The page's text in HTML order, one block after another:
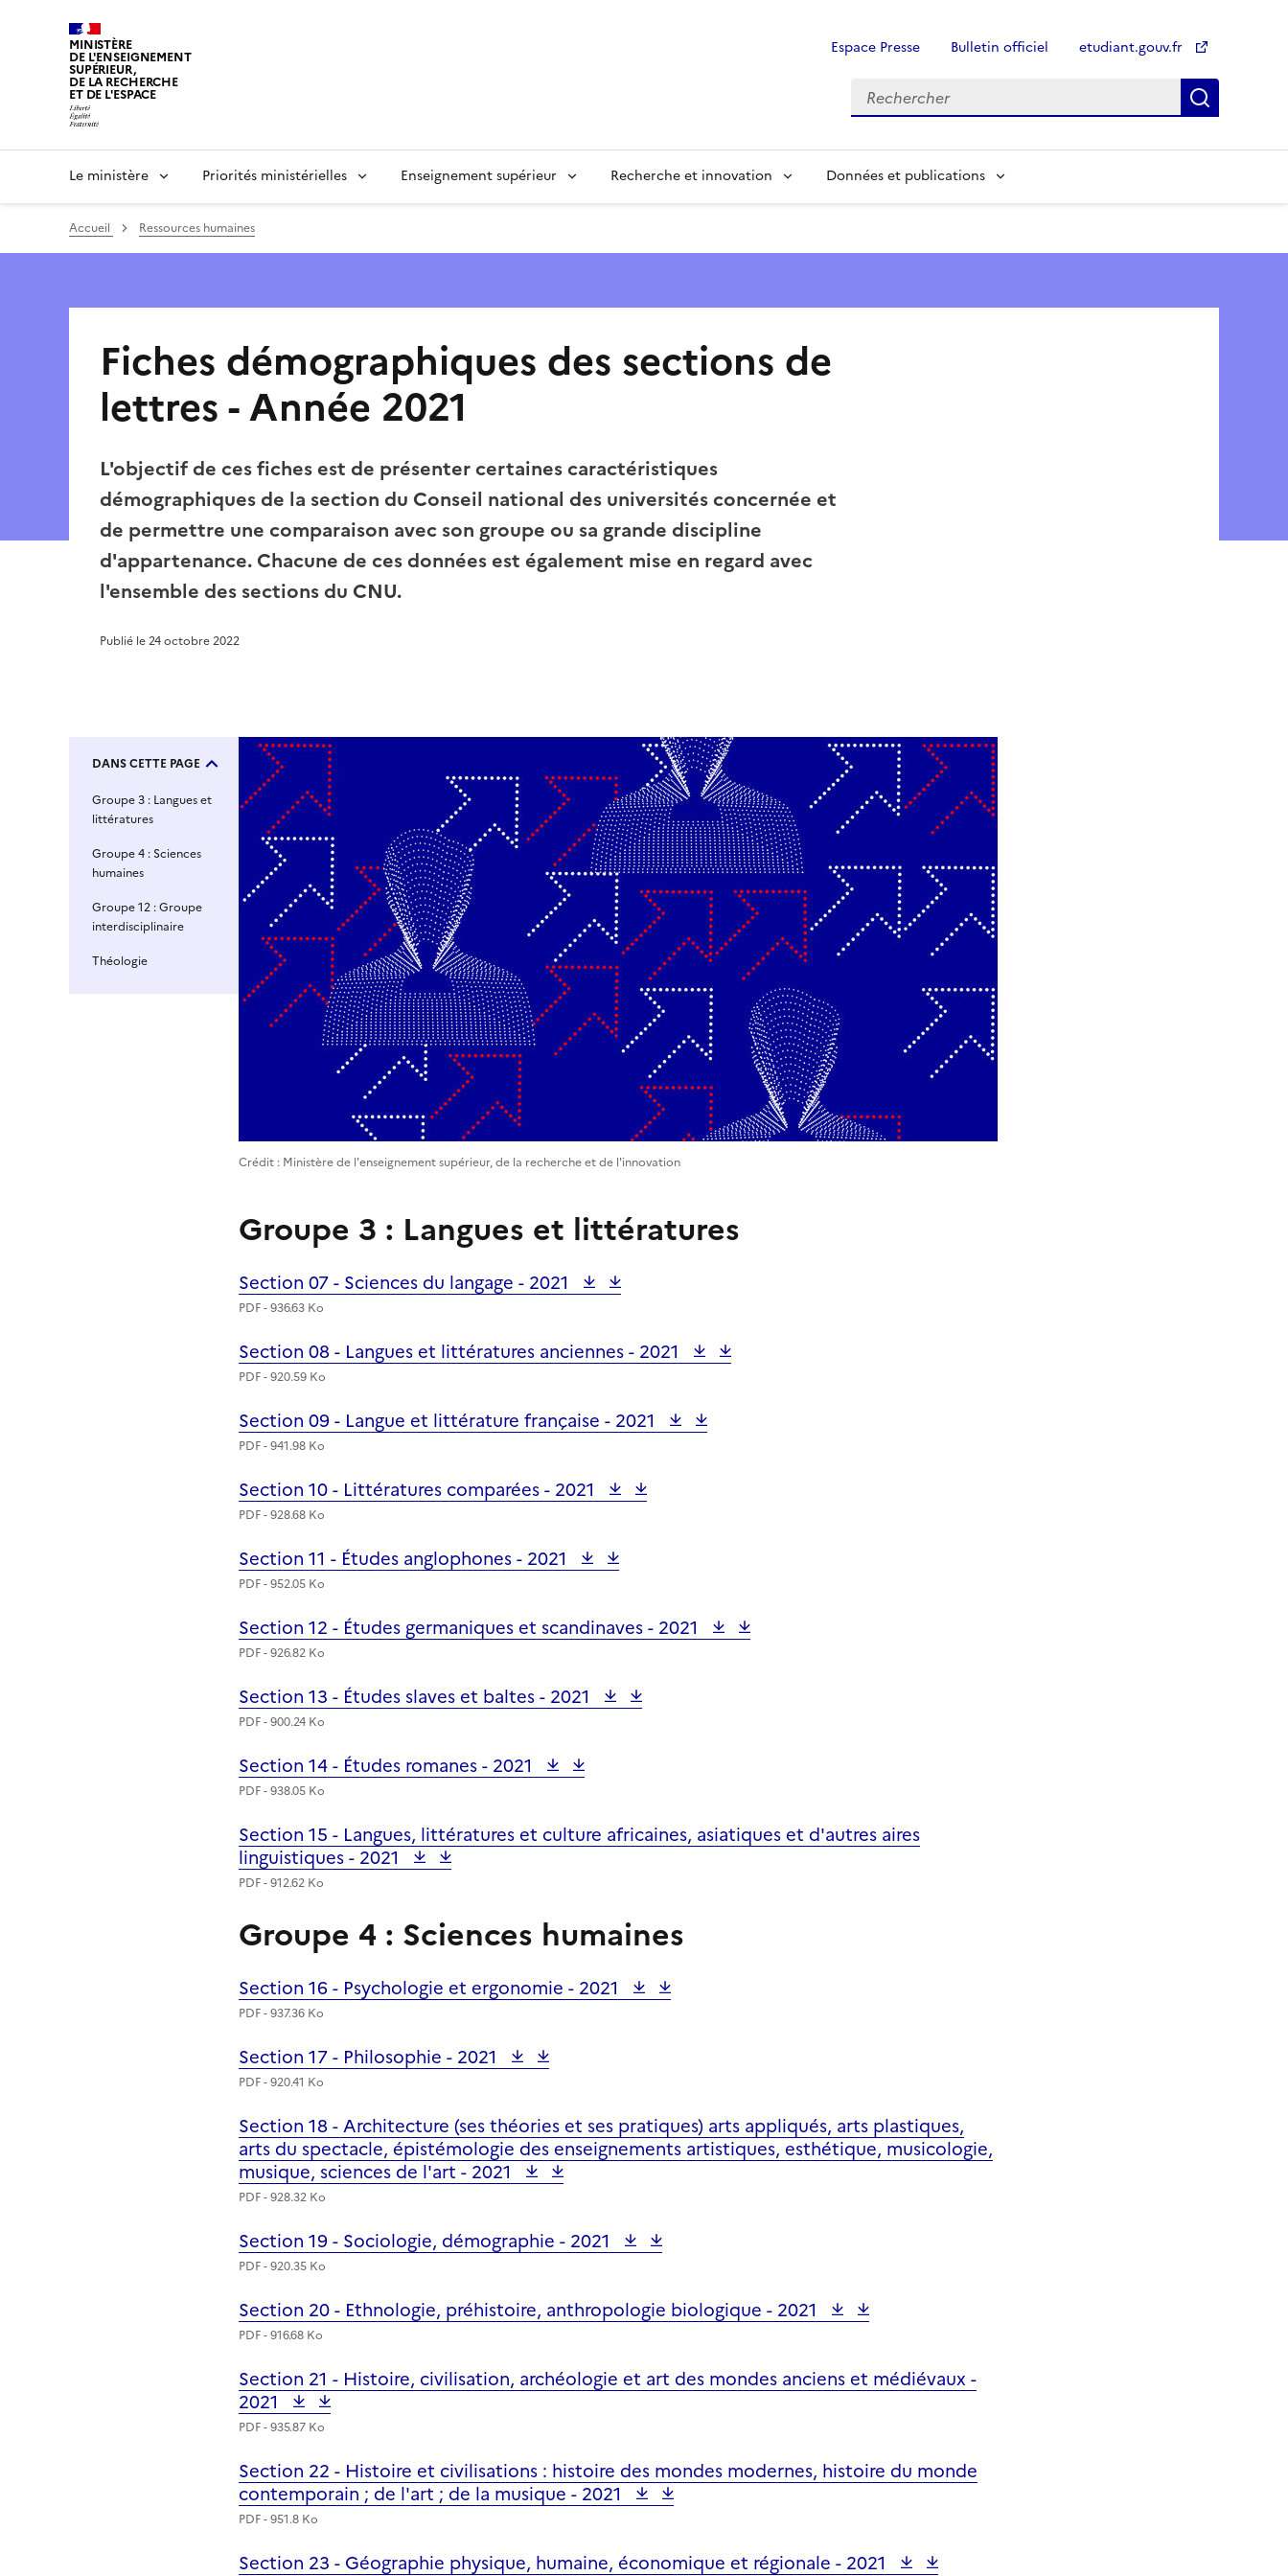
MINISTÈRE
DE L'ENSEIGNEMENT
SUPÉRIEUR,
DE LA RECHERCHE
ET DE L'ESPACE
Espace Presse Bulletin officiel etudiant.gouv.fr
Le ministère Priorités ministérielles Enseignement supérieur Recherche et innovation Données et publications
Accueil Ressources humaines
Fiches démographiques des sections de
lettres - Année 2021
L'objectif de ces fiches est de présenter certaines caractéristiques
démographiques de la section du Conseil national des universités concernée et
de permettre une comparaison avec son groupe ou sa grande discipline
d'appartenance. Chacune de ces données est également mise en regard avec
l'ensemble des sections du CNU.
Publié le24 octobre 2022
DANS CETTE PAGE
Groupe 3 : Langues et
littératures
Groupe 4 : Sciences
humaines
Groupe 12 : Groupe
interdisciplinaire
Théologie
Crédit : Ministère de l'enseignement supérieur, de la recherche et de l'innovation
Groupe 3 : Langues et littératures
Fichier
Section 07 - Sciences du langage - 2021
PDF - 936.63 Ko
Fichier
Section 08 - Langues et littératures anciennes - 2021
PDF - 920.59 Ko
Fichier
Section 09 - Langue et littérature française - 2021
PDF - 941.98 Ko
Fichier
Section 10 - Littératures comparées - 2021
PDF - 928.68 Ko
Fichier
Section 11 - Études anglophones - 2021
PDF - 952.05 Ko
Fichier
Section 12 - Études germaniques et scandinaves - 2021
PDF - 926.82 Ko
Fichier
Section 13 - Études slaves et baltes - 2021
PDF - 900.24 Ko
Fichier
Section 14 - Études romanes - 2021
PDF - 938.05 Ko
Fichier
Section 15 - Langues, littératures et culture africaines, asiatiques et d'autres aires
linguistiques - 2021
PDF - 912.62 Ko
Groupe 4 : Sciences humaines
Fichier
Section 16 - Psychologie et ergonomie - 2021
PDF - 937.36 Ko
Fichier
Section 17 - Philosophie - 2021
PDF - 920.41 Ko
Fichier
Section 18 - Architecture (ses théories et ses pratiques) arts appliqués, arts plastiques,
arts du spectacle, épistémologie des enseignements artistiques, esthétique, musicologie,
musique, sciences de l'art - 2021
PDF - 928.32 Ko
Fichier
Section 19 - Sociologie, démographie - 2021
PDF - 920.35 Ko
Fichier
Section 20 - Ethnologie, préhistoire, anthropologie biologique - 2021
PDF - 916.68 Ko
Fichier
Section 21 - Histoire, civilisation, archéologie et art des mondes anciens et médiévaux -
2021
PDF - 935.87 Ko
Fichier
Section 22 - Histoire et civilisations : histoire des mondes modernes, histoire du monde
contemporain ; de l'art ; de la musique - 2021
PDF - 951.8 Ko
Fichier
Section 23 - Géographie physique, humaine, économique et régionale - 2021